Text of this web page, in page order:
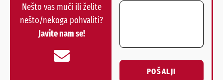
Nešto vas muči ili želite
nešto/nekoga pohvaliti?
Javite nam se!
POŠALJI